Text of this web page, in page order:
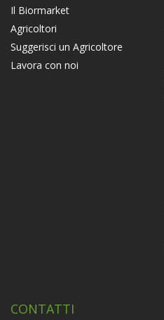
Il Biormarket
Agricoltori
Suggerisci un Agricoltore
Lavora con noi
CONTATTI